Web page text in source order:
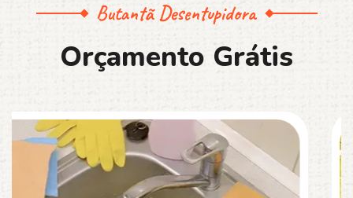
Butantã Desentupidora
Orçamento Grátis